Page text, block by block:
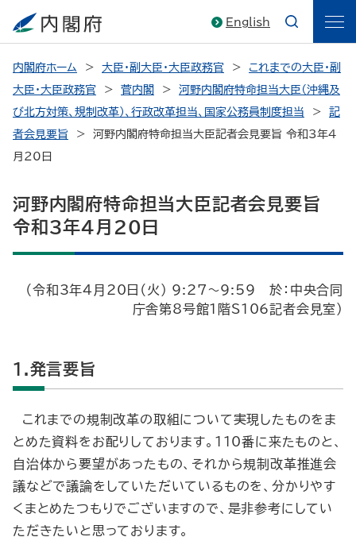
English
内閣府ホーム 大臣・副大臣・大臣政務官
これまでの大臣・副
大臣・大臣政務官
菅内閣
河野内閣府特命担当大臣（沖縄及
び北方対策、規制改革）、行政改革担当、国家公務員制度担当
記
者会見要旨
河野内閣府特命担当大臣記者会見要旨 令和3年4
月20日
河野内閣府特命担当大臣記者会見要旨
令和3年4月20日
（令和3年4月20日（火） 9:27～9:59 於：中央合同
庁舎第8号館1階S106記者会見室）
1.発言要旨
これまでの規制改革の取組について実現したものをま
とめた資料をお配りしております。110番に来たものと、
自治体から要望があったもの、それから規制改革推進会
議などで議論をしていただいているものを、分かりやす
くまとめたつもりでございますので、是非参考にしてい
ただきたいと思っております。